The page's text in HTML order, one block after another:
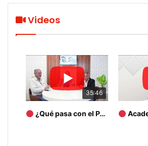
Videos
35:46
¿Qué pasa con el PAN de Tamaulipas? Academia